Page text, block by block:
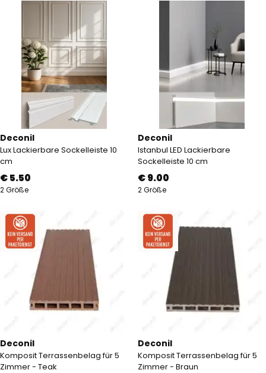
Deconil
Lux Lackierbare Sockelleiste 10
cm
€ 5.50
2 Größe
Deconil
Istanbul LED Lackierbare
Sockelleiste 10 cm
€ 9.00
2 Größe
Deconil
Komposit Terrassenbelag für 5
Zimmer - Teak
Deconil
Komposit Terrassenbelag für 5
Zimmer - Braun